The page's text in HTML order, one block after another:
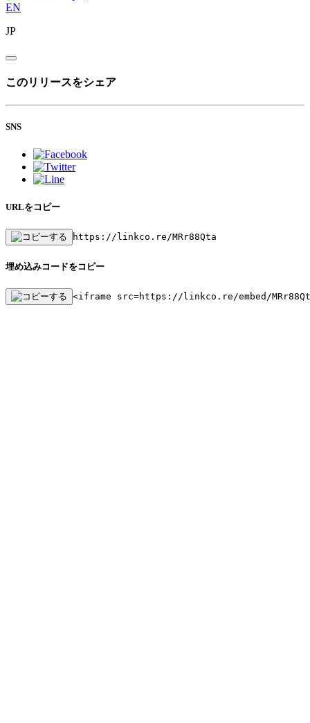
EN
JP
このリリースをシェア
SNS
URLをコピー
https://linkco.re/MRr88Qta
埋め込みコードをコピー
<iframe src=https://linkco.re/embed/